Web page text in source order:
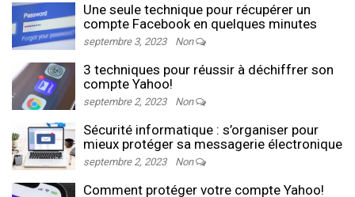
Une seule technique pour récupérer un
compte Facebook en quelques minutes
septembre 3, 2023 Non
3 techniques pour réussir à déchiffrer son
compte Yahoo!
septembre 2, 2023 Non
Sécurité informatique : s’organiser pour
mieux protéger sa messagerie électronique
septembre 2, 2023 Non
Comment protéger votre compte Yahoo!